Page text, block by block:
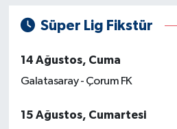
Süper Lig Fikstür
14 Ağustos, Cuma
Galatasaray - Çorum FK
15 Ağustos, Cumartesi